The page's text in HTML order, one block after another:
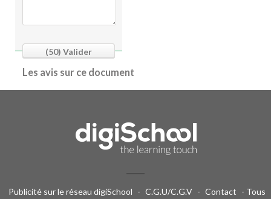
(50) Valider
Les avis sur ce document
Publicité sur le réseau digiSchool - C.G.U/C.G.V - Contact - Tous